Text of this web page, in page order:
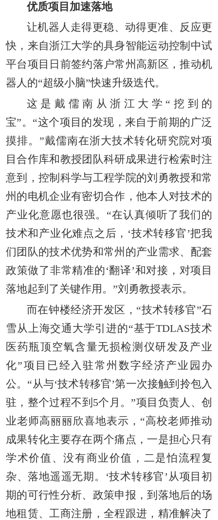
优质项目加速落地
让机器人走得更稳、动得更准、反应更
快，来自浙江大学的具身智能运动控制中试
平台项目日前签约落户常州高新区，推动机
器人的“超级小脑”快速升级迭代。
这是戴儒南从浙江大学“挖到的
宝”。“这个项目的发现，来自于前期的广泛
摸排。”戴儒南在浙大技术转化研究院对项
目合作库和教授团队科研成果进行检索时注
意到，控制科学与工程学院的刘勇教授和常
州的电机企业有密切合作，他本人对技术的
产业化意愿也很强。“在认真倾听了我们的
技术和产业化难点之后，‘技术转移官’把我
们团队的技术优势和常州的产业需求、配套
政策做了非常精准的‘翻译’和对接，对项目
落地起到了关键作用。”刘勇教授表示。
而在钟楼经济开发区，“技术转移官”石
雪从上海交通大学引进的“基于TDLAS技术
医药瓶顶空氧含量无损检测仪研发及产业
化”项目已经入驻常州数字经济产业园办
公。“从与‘技术转移官’第一次接触到拎包入
驻，整个过程不到5个月。”项目负责人、创
业老师高丽丽欣喜地表示，“高校老师推动
成果转化主要存在两个痛点，一是担心只有
学术价值、没有商业价值，二是怕流程复
杂、落地遥遥无期。‘技术转移官’从项目初
期的可行性分析、政策申报，到落地后的场
地租赁、工商注册，全程跟进，精准解决了